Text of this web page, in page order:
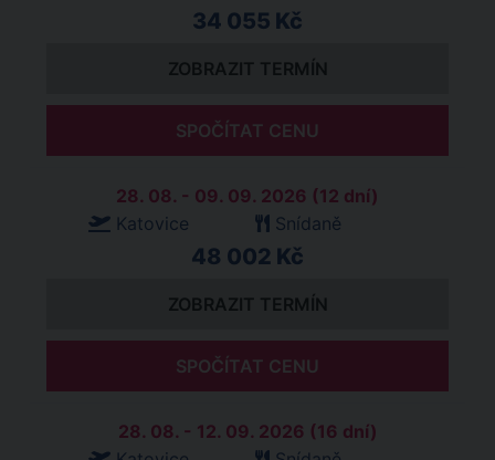
34 055 Kč
ZOBRAZIT TERMÍN
SPOČÍTAT CENU
28. 08. - 09. 09. 2026 (12 dní)
Katovice
Snídaně
48 002 Kč
ZOBRAZIT TERMÍN
SPOČÍTAT CENU
28. 08. - 12. 09. 2026 (16 dní)